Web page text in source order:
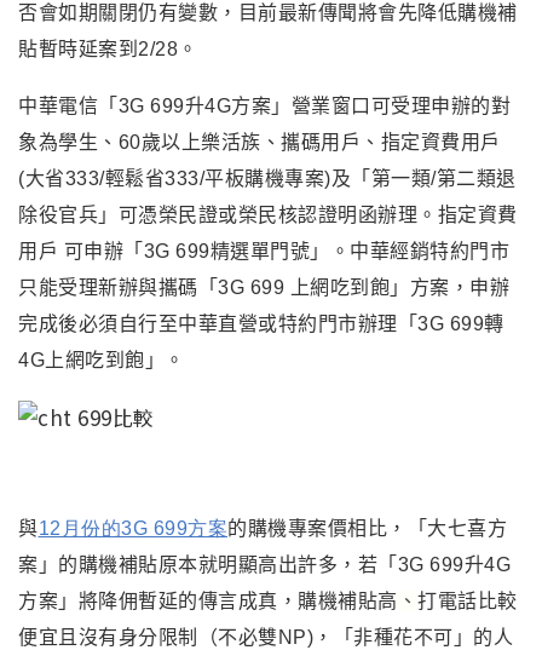
否會如期關閉仍有變數 ，目前最新傳聞將會先降低購機補
貼暫時延案到2/28 。
中華電信「3G 699升4G方案」營業窗口可受理申辦的對
象為學生 、 60歲以上樂活族 、 攜碼用戶 、 指定資費用戶
(大省333/輕鬆省333/平板購機專案)及 「第一類/第二類退
除役官兵」可憑榮民證或榮民核認證明函辦理。指定資費
用戶 可申辦「3G 699精選單門號」。 中華經銷特約門市
只能受理新辦與攜碼「3G 699 上網吃到飽」方案 ， 申辦
完成後必須自行至中華直營或特約門市辦理 「3G 699轉
4G上網吃到飽」。
與12月份的3G 699方案的購機專案價相比，「大七喜方
案」的購機補貼原本就明顯高出許多，若 「3G 699升4G
方案」將降佣暫延的傳言成真 ，購機補貼高 、打電話比較
便宜且沒有身分限制（不必雙NP)，「非種花不可」的人